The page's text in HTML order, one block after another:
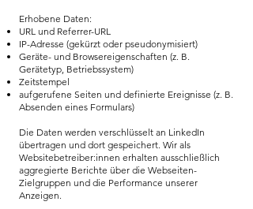
Erhobene Daten:
URL und Referrer-URL
IP-Adresse (gekürzt oder pseudonymisiert)
Geräte- und Browsereigenschaften (z. B.
Gerätetyp, Betriebssystem)
Zeitstempel
aufgerufene Seiten und definierte Ereignisse (z. B.
Absenden eines Formulars)
Die Daten werden verschlüsselt an LinkedIn
übertragen und dort gespeichert. Wir als
Websitebetreiber:innen erhalten ausschließlich
aggregierte Berichte über die Webseiten-
Zielgruppen und die Performance unserer
Anzeigen.